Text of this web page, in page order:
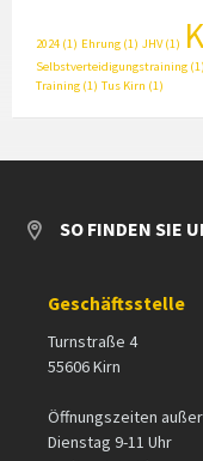
2024 (1) Ehrung (1) JHV(1)
Selbstverteidigungstraining (1)
Training (1) Tus Kirn (1)
SO FINDEN SIE
Geschäftsstelle
Turnstraße 4
55606 Kirn
Öffnungszeiten
Dienstag 9-11 Uhr